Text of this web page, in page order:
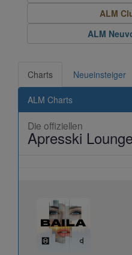
ALM
ALM
Charts Neueinsteiger
ALM Charts
Die offiziellen
Apresski